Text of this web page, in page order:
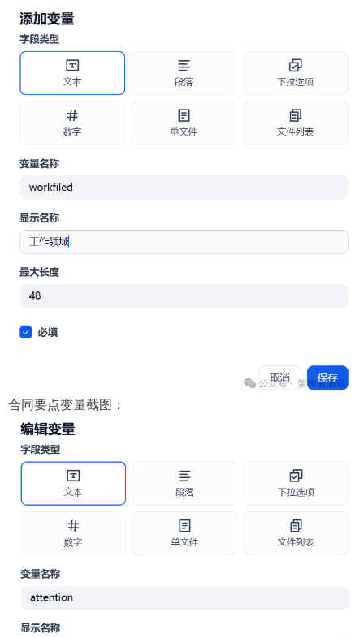
合同要点变量截图：